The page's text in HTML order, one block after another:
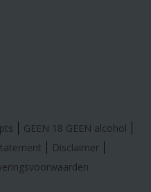
GEEN 18 GEEN alcohol
Disclaimer